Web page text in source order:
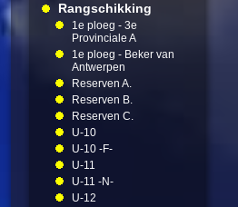
Rangschikking
1e ploeg - 3e
Provinciale A
1e ploeg - Beker van
Antwerpen
Reserven A.
Reserven B.
Reserven C.
U-10
U-10 -F-
U-11
U-11 -N-
U-12